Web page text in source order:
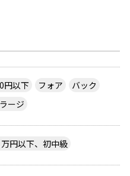
円以下 フォア
バック
ージ
万円以下、初中級